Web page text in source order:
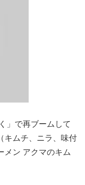
」で再ブームして
キムチ、ニラ、味付
メン アクマのキム